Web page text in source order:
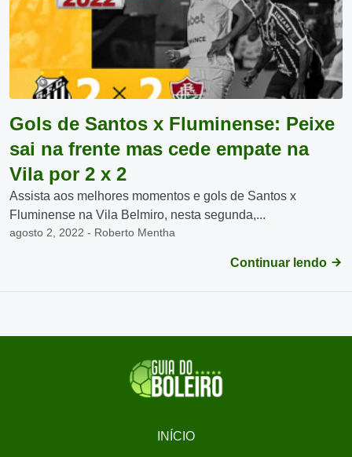
Gols de Santos x Fluminense: Peixe
sai na frente mas cede empate na
Vila por 2 x 2
Assista aos melhores momentos e gols de Santos x
Fluminense na Vila Belmiro, nesta segunda,...
agosto 2, 2022 - Roberto Mentha
Continuar lendo
INÍCIO